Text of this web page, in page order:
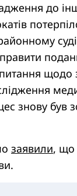
до
щодо
знову був
заявили, що